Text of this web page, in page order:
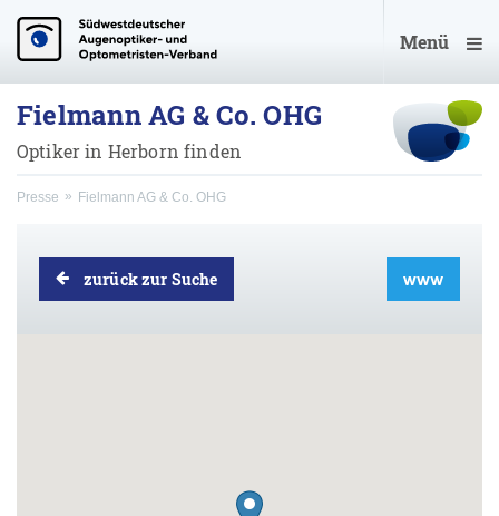
Menü
Fielmann AG & Co. OHG
Optiker in Herborn finden
Presse Fielmann AG & Co. OHG
zurück zur Suche